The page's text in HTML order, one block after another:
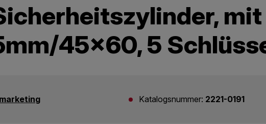
mit
45x60, 5
Katalogsnummer: 2221-0191